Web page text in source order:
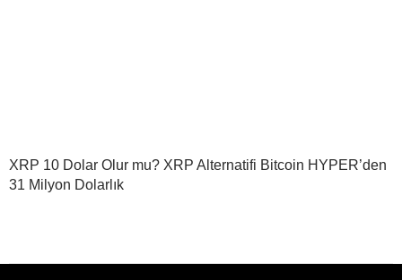
XRP 10 Dolar Olur mu? XRP Alternatifi Bitcoin HYPER’den
31 Milyon Dolarlık